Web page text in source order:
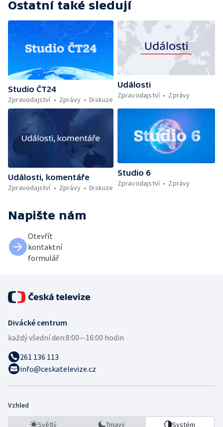
Ostatní také sledují
Studio ČT24
Zpravodajství
Zprávy Diskuze
Události
Zpravodajství
Zprávy
Události, komentáře
Zpravodajství
Zprávy Diskuze
Studio 6
Zpravodajství
Zprávy
Napište nám
Otevřít
kontaktní
formulář
Divácké centrum
každý všední den:8:00—16:00 hodin
261 136 113
info@ceskatelevize.cz
Vzhled
Světlý Tmavý Systém